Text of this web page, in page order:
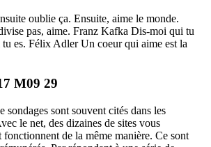
oublie ça. Ensuite, aime le monde.
pas, aime. Franz Kafka Dis-moi qui tu
es. Félix Adler Un coeur qui aime est la
M09 29
sondages sont souvent cités dans les
le net, des dizaines de sites vous
fonctionnent de la même manière. Ce sont